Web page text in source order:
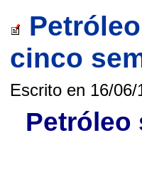
cinco
Escrito en 16/
Petróleo